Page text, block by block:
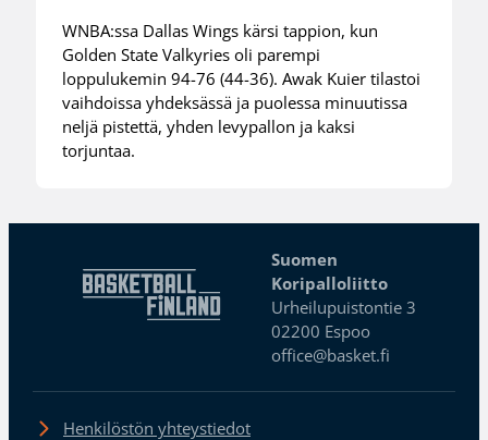
WNBA:ssa Dallas Wings kärsi tappion, kun
Golden State Valkyries oli parempi
loppulukemin 94-76 (44-36). Awak Kuier tilastoi
vaihdoissa yhdeksässä ja puolessa minuutissa
neljä pistettä, yhden levypallon ja kaksi
torjuntaa.
Suomen
Koripalloliitto
Urheilupuistontie 3
02200 Espoo
office@basket.fi
Henkilöstön yhteystiedot